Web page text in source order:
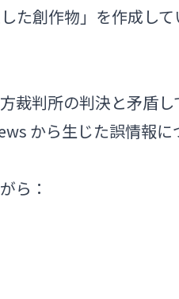
た創作物」を作成し
判所の判決と矛盾し
から生じた誤情報に
ら：